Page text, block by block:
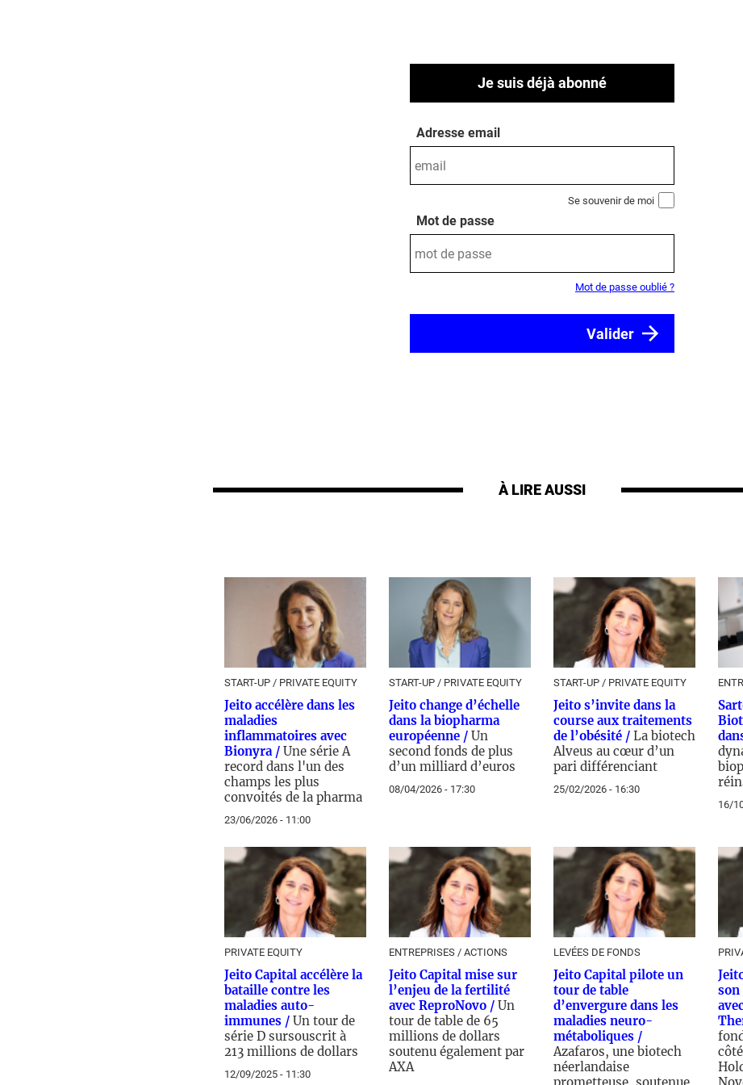
Je suis déjà abonné
Adresse email
Se souvenir de moi
Mot de passe
Mot de passe oublié ?
À LIRE AUSSI
START-UP / PRIVATE EQUITY
Jeito accélère dans les
maladies
inflammatoires avec
Bionyra / Une série A
record dans l'un des
champs les plus
convoités de la pharma
23/06/2026 - 11:00
START-UP / PRIVATE EQUITY
Jeito change d’échelle
dans la biopharma
européenne / Un
second fonds de plus
d’un milliard d’euros
08/04/2026 - 17:30
START-UP / PRIVATE EQUITY
Jeito s’invite dans la
course aux traitements
de l’obésité / La biotech
Alveus au cœur d’un
pari différenciant
25/02/2026 - 16:30
16/
PRIVATE EQUITY
Jeito Capital accélère la
bataille contre les
maladies auto-
immunes / Un tour de
série D sursouscrit à
213 millions de dollars
12/09/2025 - 11:30
ENTREPRISES / ACTIONS
Jeito Capital mise sur
l’enjeu de la fertilité
avec ReproNovo / Un
tour de table de 65
millions de dollars
soutenu également par
AXA
LEVÉES DE FONDS
Jeito Capital pilote un
tour de table
d’envergure dans les
maladies neuro-
métaboliques /
Azafaros, une biotech
néerlandaise
son